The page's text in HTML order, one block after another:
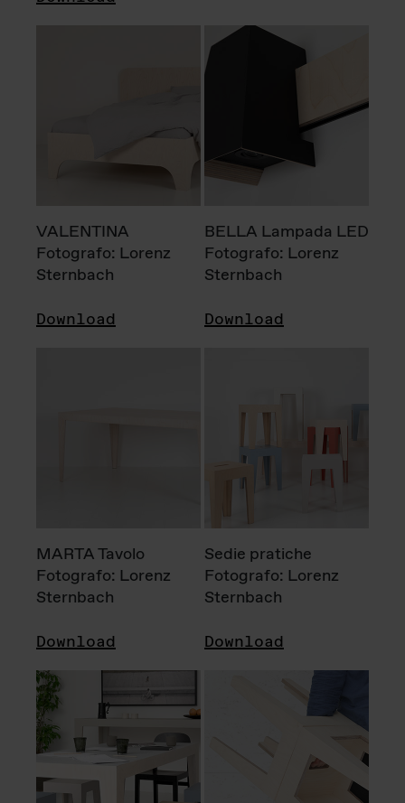
VALENTINA
Fotografo: Lorenz
Sternbach
Download
BELLA Lampada LED
Fotografo: Lorenz
Sternbach
Download
MARTA Tavolo
Fotografo: Lorenz
Sternbach
Download
Sedie pratiche
Fotografo: Lorenz
Sternbach
Download